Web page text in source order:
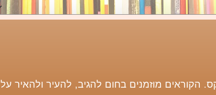
הקוראים מוזמנים בחום להגיב, להעיר ולהאיר על